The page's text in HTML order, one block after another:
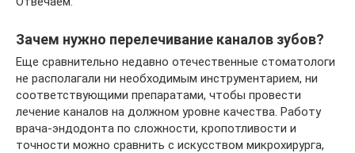
Зачем нужно перелечивание каналов зубов?
Еще сравнительно недавно отечественные стоматологи
не располагали ни необходимым инструментарием, ни
соответствующими препаратами, чтобы провести
лечение каналов на должном уровне качества. Работу
врача-эндодонта по сложности, кропотливости и
точности можно сравнить с искусством микрохирурга,